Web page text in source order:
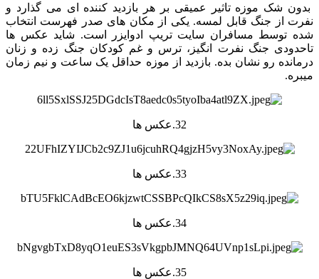
بدون شک موزه تاثیر عمیقی بر هر بازدید کننده ای می گذارد و
نفرت از جنگ قابل لمسه. یکی از مکان های صدر فهرست انتخاب
شده توسط مسافران سایت تریپ ادوایزر است. شاید عکس ها
تاحدودی جنگ نفرت انگیز، ترس و غم کودکان جنگ زده و زنان
درمانده رو نشان بده. بازدید از موزه حداقل یک ساعت و نیم زمان
میبره.
32.عکس ها
33.عکس ها
34.عکس ها
35.عکس ها